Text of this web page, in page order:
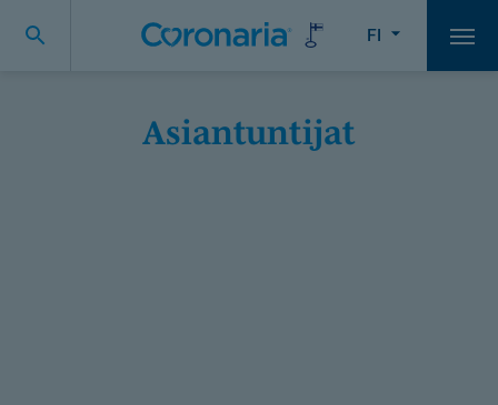
FI
Asiantuntijat